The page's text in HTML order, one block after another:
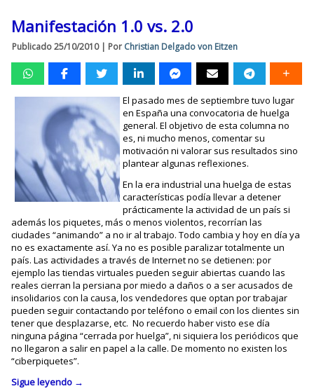
Manifestación 1.0 vs. 2.0
Publicado 25/10/2010| Por Christian Delgado von Eitzen
El pasado mes de septiembre tuvo lugar
en España una convocatoria de huelga
general. El objetivo de esta columna no
es, ni mucho menos, comentar su
motivación ni valorar sus resultados sino
plantear algunas reflexiones.
En la era industrial una huelga de estas
características podía llevar a detener
prácticamente la actividad de un país si
además los piquetes, más o menos violentos, recorrían las
ciudades “animando” a no ir al trabajo. Todo cambia y hoy en día ya
no es exactamente así. Ya no es posible paralizar totalmente un
país. Las actividades a través de Internet no se detienen: por
ejemplo las tiendas virtuales pueden seguir abiertas cuando las
reales cierran la persiana por miedo a daños o a ser acusados de
insolidarios con la causa, los vendedores que optan por trabajar
pueden seguir contactando por teléfono o email con los clientes sin
tener que desplazarse, etc. No recuerdo haber visto ese día
ninguna página “cerrada por huelga”, ni siquiera los periódicos que
no llegaron a salir en papel a la calle. De momento no existen los
“ciberpiquetes”.
Sigue leyendo →